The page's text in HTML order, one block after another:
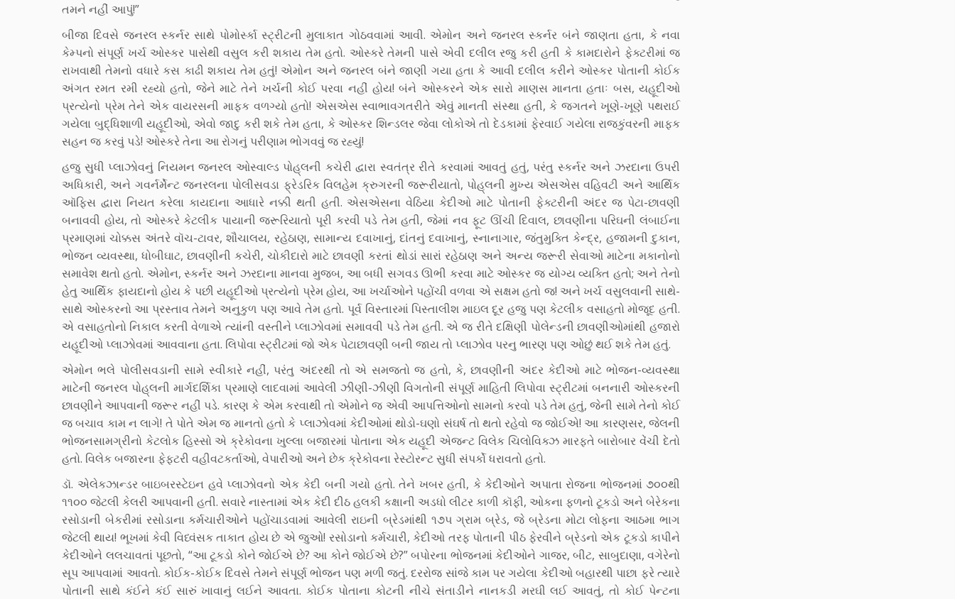
તમને નહીં આપું!”
બીજા દિવસે જનરલ સ્કર્નર સાથે પોમોર્સ્કા સ્ટ્રીટની મુલાકાત ગોઠવવામાં આવી. એમોન અને જનરલ સ્કર્નર બંને જાણતા હતા, કે નવા
કેમ્પનો સંપૂર્ણ ખર્ચ ઓસ્કર પાસેથી વસુલ કરી શકાય તેમ હતો. ઓસ્કરે તેમની પાસે એવી દલીલ રજુ કરી હતી કે કામદારોને ફેક્ટરીમાં જ
રાખવાથી તેમનો વધારે કસ કાઢી શકાય તેમ હતું! એમોન અને જનરલ બંને જાણી ગયા હતા કે આવી દલીલ કરીને ઓસ્કર પોતાની કોઈક
અંગત રમત રમી રહ્યો હતો, જેને માટે તેને ખર્ચની કોઈ પરવા નહીં હોય! બંને ઓસ્કરને એક સારો માણસ માનતા હતાઃ બસ, યહૂદીઓ
પ્રત્યેનો પ્રેમ તેને એક વાયરસની માફક વળગ્યો હતો! એસએસ સ્વાભાવગતરીતે એવું માનતી સંસ્થા હતી, કે જગતને ખૂણે-ખૂણે પથરાઈ
ગયેલા બુદ્ધિશાળી યહૂદીઓ, એવો જાદુ કરી શકે તેમ હતા, કે ઓસ્કર શિન્ડલર જેવા લોકોએ તો દેડકામાં ફેરવાઈ ગયેલા રાજકુંવરની માફક
સહન જ કરવું પડે! ઓસ્કરે તેના આ રોગનું પરીણામ ભોગવવું જ રહ્યું!
હજુ સુધી પ્લાઝોવનું નિયમન જનરલ ઓસ્વાલ્ડ પોહ્‌લની કચેરી દ્વારા સ્વતંત્ર રીતે કરવામાં આવતું હતું, પરંતુ સ્કર્નર અને ઝરદાના ઉપરી
અધિકારી, અને ગવર્નર્મેન્ટ જનરલના પોલીસવડા ફ્રેડરિક વિલહેમ ક્રુગરની જરૂરીયાતો, પોહ્‌લની મુખ્ય એસએસ વહિવટી અને આર્થિક
ઑફિસ દ્વારા નિયત કરેલા કાયદાના આધારે નક્કી થતી હતી. એસએસના વેઠિયા કેદીઓ માટે પોતાની ફેક્ટરીની અંદર જ પેટા-છાવણી
બનાવવી હોય, તો ઓસ્કરે કેટલીક પાયાની જરૂરિયાતો પૂરી કરવી પડે તેમ હતી, જેમાં નવ ફૂટ ઊંચી દિવાલ, છાવણીના પરિઘની લંબાઈના
પ્રમાણમાં ચોક્કસ અંતરે વૉચ-ટાવર, શૌચાલય, રહેઠાણ, સામાન્ય દવાખાનું, દાંતનું દવાખાનું, સ્નાનાગાર, જંતુમુક્તિ કેન્દ્ર, હજામની દુકાન,
ભોજન વ્યવસ્થા, ધોબીઘાટ, છાવણીની કચેરી, ચોકીદારો માટે છાવણી કરતાં થોડાં સારાં રહેઠાણ અને અન્ય જરૂરી સેવાઓ માટેના મકાનોનો
સમાવેશ થતો હતો. એમોન, સ્કર્નર અને ઝરદાના માનવા મુજબ, આ બધી સગવડ ઊભી કરવા માટે ઓસ્કર જ યોગ્ય વ્યક્તિ હતો; અને તેનો
હેતુ આર્થિક ફાયદાનો હોય કે પછી યહૂદીઓ પ્રત્યેનો પ્રેમ હોય, આ ખર્ચાઓને પહોંચી વળવા એ સક્ષમ હતો જ! અને ખર્ચ વસુલવાની સાથે-
સાથે ઓસ્કરનો આ પ્રસ્તાવ તેમને અનુકુળ પણ આવે તેમ હતો. પૂર્વ વિસ્તારમાં પિસ્તાલીશ માઇલ દૂર હજુ પણ કેટલીક વસાહતો મોજૂદ હતી.
એ વસાહતોનો નિકાલ કરતી વેળાએ ત્યાંની વસ્તીને પ્લાઝોવમાં સમાવવી પડે તેમ હતી. એ જ રીતે દક્ષિણી પોલેન્ડની છાવણીઓમાંથી હજારો
યહૂદીઓ પ્લાઝોવમાં આવવાના હતા. લિપોવા સ્ટ્રીટમાં જો એક પેટાછાવણી બની જાય તો પ્લાઝોવ પરનુ ભારણ પણ ઓછું થઈ શકે તેમ હતું.
એમોન ભલે પોલીસવડાની સામે સ્વીકારે નહીં, પરંતુ અંદરથી તો એ સમજતો જ હતો, કે, છાવણીની અંદર કેદીઓ માટે ભોજન-વ્યવસ્થા
માટેની જનરલ પોહ્‌લની માર્ગદર્શિકા પ્રમાણે લાદવામાં આવેલી ઝીણી-ઝીણી વિગતોની સંપૂર્ણ માહિતી લિપોવા સ્ટ્રીટમાં બનનારી ઓસ્કરની
છાવણીને આપવાની જરૂર નહીં પડે. કારણ કે એમ કરવાથી તો એમોને જ એવી આપત્તિઓનો સામનો કરવો પડે તેમ હતું, જેની સામે તેનો કોઈ
જ બચાવ કામ ન લાગે! તે પોતે એમ જ માનતો હતો કે પ્લાઝોવમાં કેદીઓમાં થોડો-ઘણો સંઘર્ષ તો થતો રહેવો જ જોઈએ! આ કારણસર, જેલની
ભોજનસામગ્રીનો કેટલોક હિસ્સો એ ક્રેકોવના ખુલ્લા બજારમાં પોતાના એક યહૂદી એજન્ટ વિલેક ચિલોવિક્ઝ મારફતે બારોબાર વેંચી દેતો
હતો. વિલેક બજારના ફેફ્ટરી વહીવટકર્તાઓ, વેપારીઓ અને છેક ક્રેકોવના રેસ્ટોરન્ટ સુધી સંપર્કો ધરાવતો હતો.
ડૉ. એલેકઝાન્ડર બાઇબરસ્ટેઇન હવે પ્લાઝોવનો એક કેદી બની ગયો હતો. તેને ખબર હતી, કે કેદીઓને અપાતા રોજના ભોજનમાં ૭૦૦થી
૧૧૦૦ જેટલી કેલરી આપવાની હતી. સવારે નાસ્તામાં એક કેદી દીઠ હલકી કક્ષાની અડધો લીટર કાળી કૉફી, ઓકના ફળનો ટૂકડો અને બેરેકના
રસોડાની બેકરીમાં રસોડાના કર્મચારીઓને પહોંચાડવામાં આવેલી રાઇની બ્રેડમાંથી ૧૭૫ ગ્રામ બ્રેડ, જે બ્રેડના મોટા લોફના આઠમા ભાગ
જેટલી થાય! ભૂખમાં કેવી વિધ્વંસક તાકાત હોય છે એ જુઓ! રસોડાનો કર્મચારી, કેદીઓ તરફ પોતાની પીઠ ફેરવીને બ્રેડનો એક ટૂકડો કાપીને
કેદીઓને લલચાવતાં પૂછતો, “આ ટૂકડો કોને જોઈએ છે? આ કોને જોઈએ છે?” બપોરના ભોજનમાં કેદીઓને ગાજર, બીટ, સાબુદાણા, વગેરેનો
સૂપ આપવામાં આવતો. કોઈક-કોઈક દિવસે તેમને સંપૂર્ણ ભોજન પણ મળી જતું. દરરોજ સાંજે કામ પર ગયેલા કેદીઓ બહારથી પાછા ફરે ત્યારે
પોતાની સાથે કંઈને કંઈ સારું ખાવાનું લઈને આવતા. કોઈક પોતાના કોટની નીચે સંતાડીને નાનકડી મરઘી લઈ આવતું, તો કોઈ પેન્ટના